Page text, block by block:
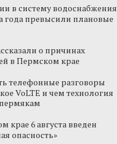
в систему водоснабжения
года превысили плановые
о причинах
в Пермском крае
телефонные разговоры
VoLTE и чем технология
крае 6 августа введен
опасность»